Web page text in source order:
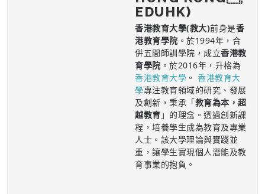
EDUHK)
香港教育大學(教大)前身是香
港教育學院 。於1994年，合
併五間師訓學院，成立香港教
育學院 。於2016年，升格為
香港教育大學 。 香港教育大
學專注教育領域的研究、發展
及創新，秉承「教育為本，超
越教育 」的理念。透過創新課
程，培養學生成為教育及專業
人士。該大學理論與實踐並
重，讓學生實現個人潛能及教
育事業的抱負。